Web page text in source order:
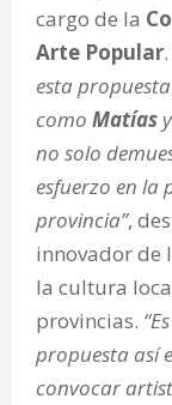
cargo de la
Arte Popular.
esta
como Matías y
no solo
esfuerzo en la
provincia”,
innovador de
la cultura
provincias.
propuesta así
convocar